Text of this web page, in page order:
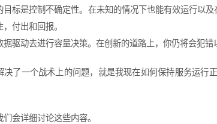
目标是控制不确定性。在未知的情况下也能有效运行以
付出和回报。
据驱动去进行容量决策。在创新的道路上，你仍将会犯
决了一个战术上的问题，就是我现在如何保持服务运行
会详细讨论这些内容。